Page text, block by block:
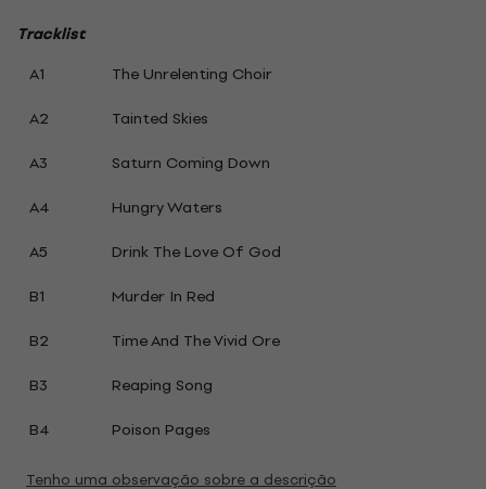
Tracklist
A1
The Unrelenting Choir
A2
Tainted Skies
A3
Saturn Coming Down
A4
Hungry Waters
A5
Drink The Love Of God
B1
Murder In Red
B2
Time And The Vivid Ore
B3
Reaping Song
B4
Poison Pages
Tenho uma observação sobre a descrição